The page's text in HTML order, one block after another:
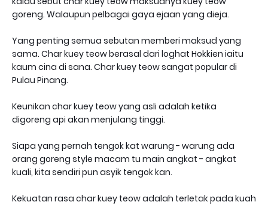
goreng. Walaupun pelbagai gaya ejaan yang dieja.
Yang penting semua sebutan memberi maksud yang
sama. Char kuey teow berasal dari loghat Hokkien iaitu
kaum cina di sana. Char kuey teow sangat popular di
Pulau Pinang.
Keunikan char kuey teow yang asli adalah ketika
digoreng api akan menjulang tinggi.
Siapa yang pernah tengok kat warung - warung ada
orang goreng style macam tu main angkat - angkat
kuali, kita sendiri pun asyik tengok kan.
Kekuatan rasa char kuey teow adalah terletak pada kuah